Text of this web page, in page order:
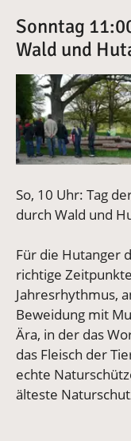
Sonntag
Wald und
So, 10 Uhr: Tag
durch Wald und
Für die Hutanger
richtige
Jahresrhythmus,
Beweidung mit
Ära, in der das
das Fleisch der
echte
älteste